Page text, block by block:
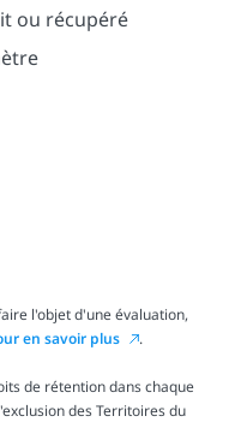
ou récupéré
l'objet d'une évaluation,
en savoir plus .
de rétention dans chaque
des Territoires du